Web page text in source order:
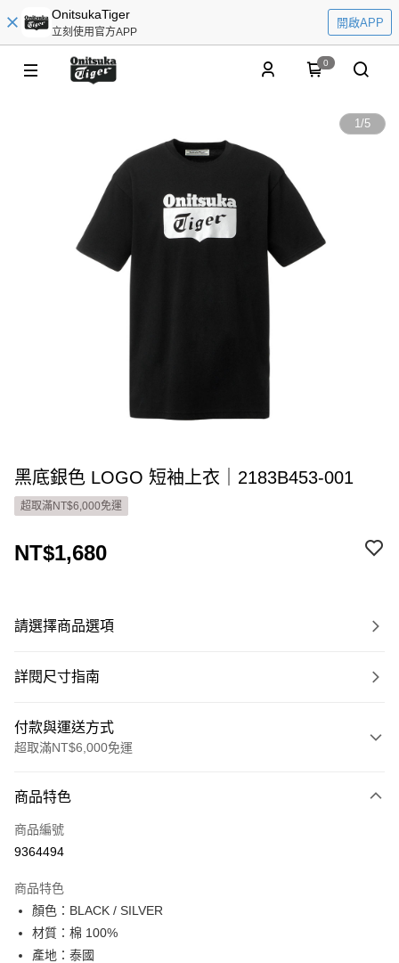
OnitsukaTiger
立刻使用官方APP
開啟APP
0
1/5
黑底銀色 LOGO 短袖上衣｜2183B453-001
超取滿NT$6,000免運
NT$1,680
請選擇商品選項
詳閱尺寸指南
付款與運送方式
超取滿NT$6,000免運
信用卡一次付款
超商取貨付款
Apple Pay
ATM付款
商品特色
商品編號
9364494
商品特色
顏色：BLACK / SILVER
材質：棉 100%
產地：泰國